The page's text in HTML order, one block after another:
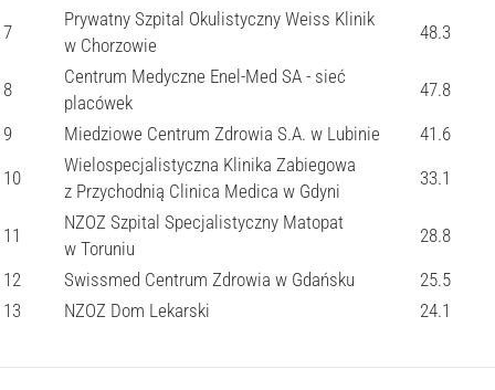
7
Prywatny Szpital Okulistyczny Weiss Klinik
w Chorzowie
48.3
8
Centrum Medyczne Enel-Med SA - sieć
placówek
47.8
9
Miedziowe Centrum Zdrowia S.A. w Lubinie
41.6
10
Wielospecjalistyczna Klinika Zabiegowa
z Przychodnią Clinica Medica w Gdyni
33.1
11
NZOZ Szpital Specjalistyczny Matopat
w Toruniu
28.8
12
Swissmed Centrum Zdrowia w Gdańsku
25.5
13
NZOZ Dom Lekarski 24.1